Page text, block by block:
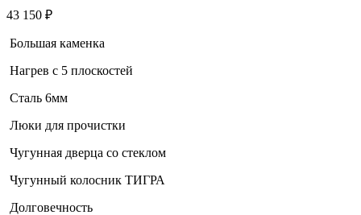
43 150 ₽
Большая каменка
Нагрев с 5 плоскостей
Сталь 6мм
Люки для прочистки
Чугунная дверца со стеклом
Чугунный колосник ТИГРА
Долговечность